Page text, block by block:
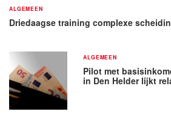
ALGEMEEN
Driedaagse training complexe
ALGEMEEN
Pilot met
in Den Helder lijkt